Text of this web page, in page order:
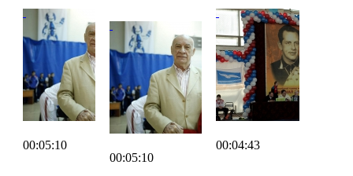
00:05:10
00:05:10
00:04:43